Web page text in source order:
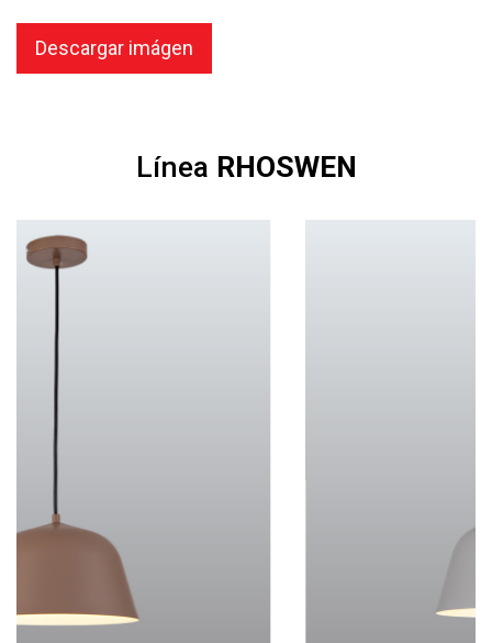
Descargar imágen
Línea RHOSWEN